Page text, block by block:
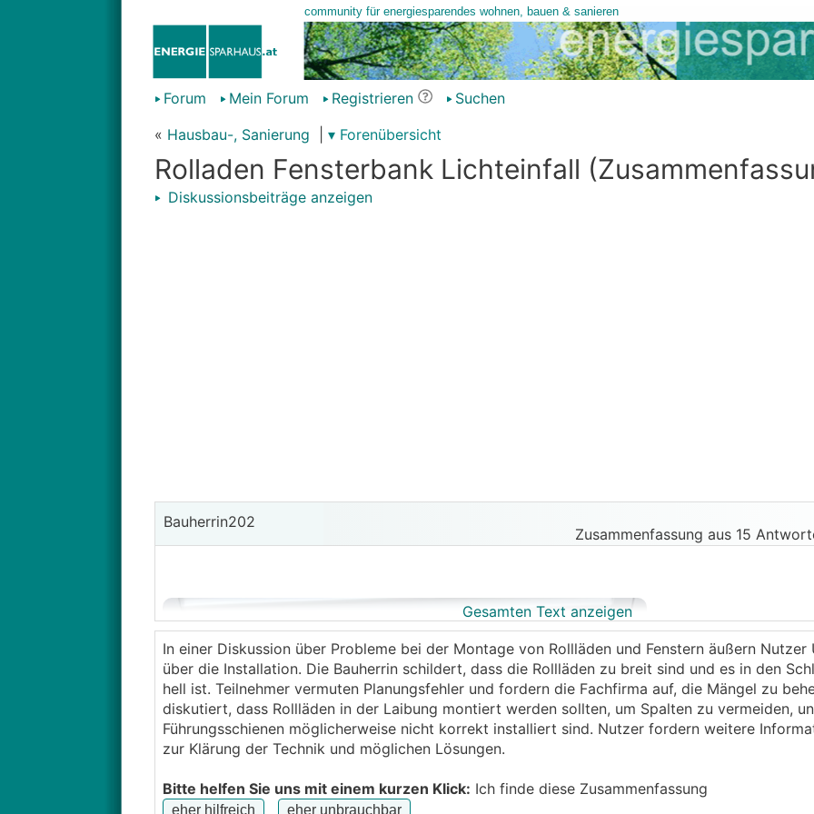
Forum Mein Forum Registrieren
Suchen
« Hausbau-, Sanierung ▾ Forenübersicht
Rolladen Fensterbank Lichteinfall
Diskussionsbeiträge anzeigen
Bauherrin202
Zusammenfassung aus 15
Gesamten Text anzeigen
In einer Diskussion über Probleme bei der Montage von Rollläden und Fenstern äußern Nutzer
über die Installation. Die Bauherrin schildert, dass die Rollläden zu breit sind und es in den
hell ist. Teilnehmer vermuten Planungsfehler und fordern die Fachfirma auf, die Mängel zu
diskutiert, dass Rollläden in der Laibung montiert werden sollten, um Spalten zu vermeiden,
Führungsschienen möglicherweise nicht korrekt installiert sind. Nutzer fordern weitere
zur Klärung der Technik und möglichen Lösungen.
Bitte helfen Sie uns mit einem kurzen Klick: Ich finde diese Zusammenfassung